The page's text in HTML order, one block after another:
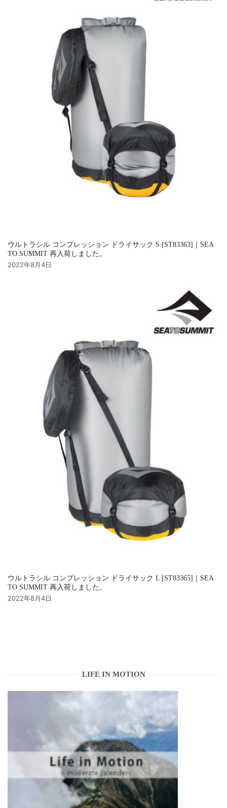
ウルトラシル コンプレッション ドライサック S [ST83363]｜SEA
TO SUMMIT 再入荷しました。
2022年8月4日
ウルトラシル コンプレッション ドライサック L [ST83365]｜SEA
TO SUMMIT 再入荷しました。
2022年8月4日
LIFE IN MOTION